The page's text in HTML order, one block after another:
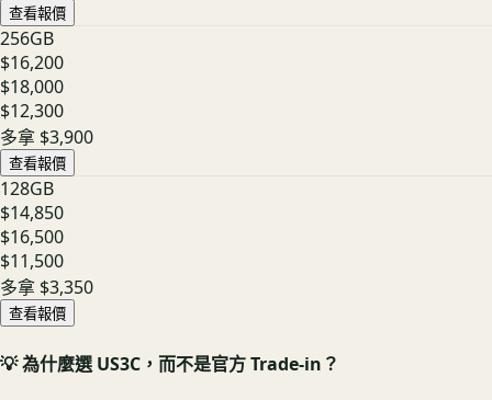
查看報價
256GB
$16,200
$18,000
$12,300
多拿 $3,900
查看報價
128GB
$14,850
$16,500
$11,500
多拿 $3,350
查看報價
💡 為什麼選 US3C，而不是官方 Trade-in？